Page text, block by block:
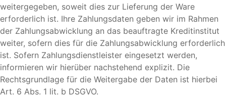
weitergegeben, soweit dies zur Lieferung der Ware
erforderlich ist. Ihre Zahlungsdaten geben wir im Rahmen
der Zahlungsabwicklung an das beauftragte Kreditinstitut
weiter, sofern dies für die Zahlungsabwicklung erforderlich
ist. Sofern Zahlungsdienstleister eingesetzt werden,
informieren wir hierüber nachstehend explizit. Die
Rechtsgrundlage für die Weitergabe der Daten ist hierbei
Art. 6 Abs. 1 lit. b DSGVO.